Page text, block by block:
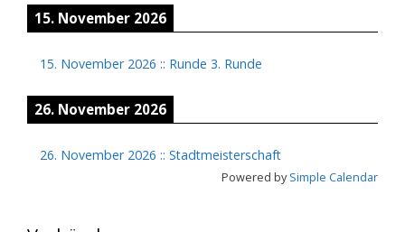
15. November 2026
15. November 2026 :: Runde 3. Runde
26. November 2026
26. November 2026 :: Stadtmeisterschaft
Powered bySimple Calendar